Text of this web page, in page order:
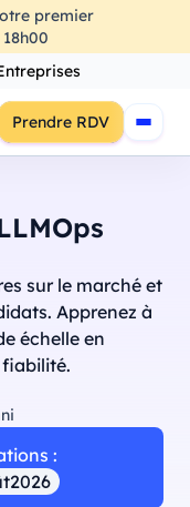
premier
18h00
Prendre RDV
sur le marché et
Apprenez à
échelle en
:
2026